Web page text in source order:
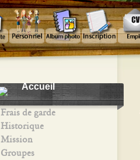
Accueil
Frais de garde
Historique
Mission
Groupes